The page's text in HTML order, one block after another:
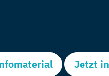
Jetzt